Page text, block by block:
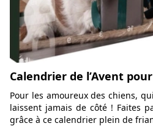
Calendrier de l’Avent
Pour les amoureux des chiens,
laissent jamais de côté ! Faites
grâce à ce calendrier plein de